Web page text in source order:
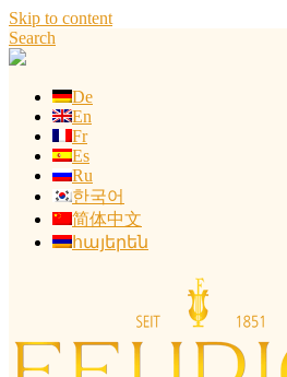
Skip to content
Search
De
En
Fr
Es
Ru
한국어
简体中文
հայերեն